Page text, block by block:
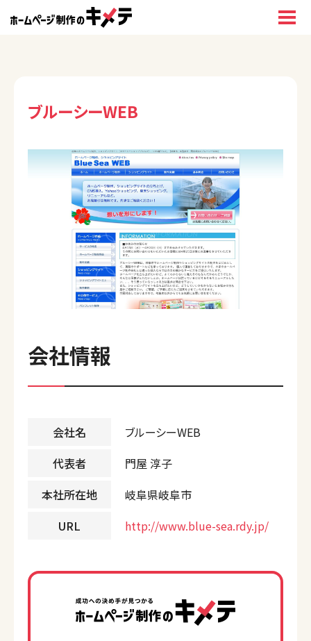
ブルーシーWEB
会社情報
会社名
ブルーシーWEB
代表者
門屋 淳子
本社所在地
岐阜県岐阜市
URL
http://www.blue-sea.rdy.jp/